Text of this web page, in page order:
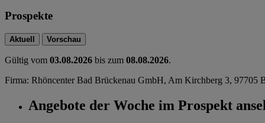
Prospekte
Aktuell Vorschau
Gültig vom 03.08.2026 bis zum 08.08.2026.
Firma: Rhöncenter Bad Brückenau GmbH, Am Kirchberg 3, 97705
Angebote der Woche im Prospekt